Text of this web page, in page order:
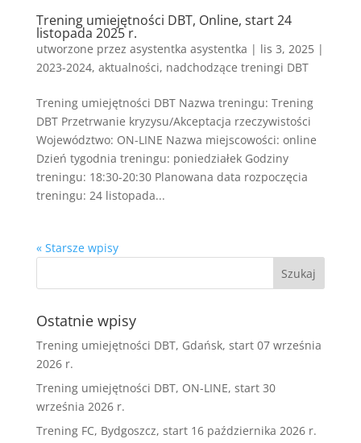
Trening umiejętności DBT, Online, start 24
listopada 2025 r.
utworzone przez asystentka asystentka | lis 3, 2025|
2023-2024, aktualności, nadchodzące treningi DBT
Trening umiejętności DBT Nazwa treningu: Trening
DBT Przetrwanie kryzysu/Akceptacja rzeczywistości
Województwo: ON-LINE Nazwa miejscowości: online
Dzień tygodnia treningu: poniedziałek Godziny
treningu: 18:30-20:30 Planowana data rozpoczęcia
treningu: 24 listopada...
« Starsze wpisy
Ostatnie wpisy
Trening umiejętności DBT, Gdańsk, start 07 września
2026 r.
Trening umiejętności DBT, ON-LINE, start 30
września 2026 r.
Trening FC, Bydgoszcz, start 16 października 2026 r.